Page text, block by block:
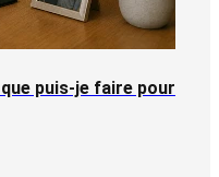
puis-je faire pour